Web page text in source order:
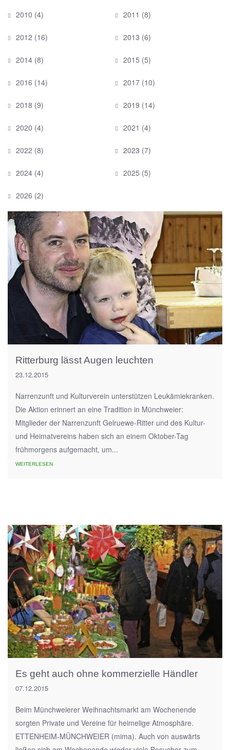
2010 (4) 2011 (8)
2012 (16) 2013 (6)
2014 (8) 2015 (5)
2016 (14) 2017 (10)
2018 (9) 2019 (14)
2020 (4) 2021 (4)
2022 (8) 2023 (7)
2024 (4) 2025 (5)
2026 (2)
Ritterburg lässt Augen leuchten
23.12.2015
Narrenzunft und Kulturverein unterstützen Leukämiekranken.
Die Aktion erinnert an eine Tradition in Münchweier:
Mitglieder der Narrenzunft Gelruewe-Ritter und des Kultur-
und Heimatvereins haben sich an einem Oktober-Tag
frühmorgens aufgemacht, um...
WEITERLESEN
Es geht auch ohne kommerzielle Händler
07.12.2015
Beim Münchweierer Weihnachtsmarkt am Wochenende
sorgten Private und Vereine für heimelige Atmosphäre.
ETTENHEIM-MÜNCHWEIER (mima). Auch von auswärts